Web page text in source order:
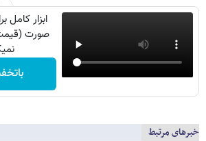
ابزار کامل
صورت (قیمت
خبرهای مرتبط